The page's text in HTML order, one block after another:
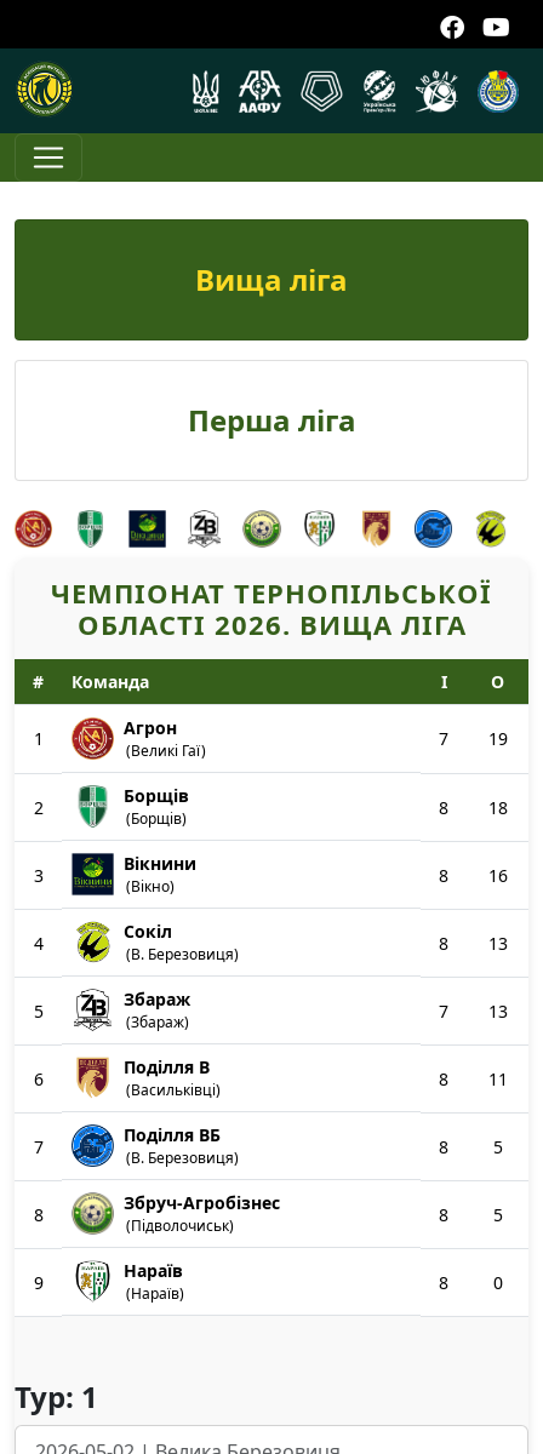
Вища ліга
Перша ліга
ЧЕМПІОНАТ ТЕРНОПІЛЬСЬКОЇ
ОБЛАСТІ 2026. ВИЩА ЛІГА
# Команда І О
1 Агрон
(Великі Гаї)
7 19
2
Борщів
(Борщів) 8 18
3
Вікнини
(Вікно) 8 16
4
Сокіл
(В. Березовиця) 8 13
5
Збараж
(Збараж) 7 13
6
Поділля В
(Васильківці) 8 11
7
Поділля ВБ
(В. Березовиця) 8 5
8
Збруч-Агробізнес
(Підволочиськ) 8 5
9
Нараїв
(Нараїв) 8 0
Тур: 1